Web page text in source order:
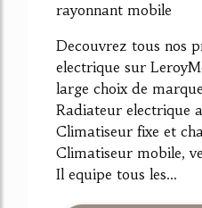
rayonnant mobile
Decouvrez tous nos
electrique sur
large choix de
Radiateur electrique
Climatiseur fixe et
Climatiseur mobile,
Il equipe tous les...